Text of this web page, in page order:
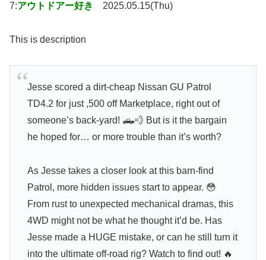
7:アウトドアー好き 2025.05.15(Thu)
This is description
Jesse scored a dirt-cheap Nissan GU Patrol
TD4.2 for just ,500 off Marketplace, right out of
someone’s back-yard! 🛻💨 But is it the bargain
he hoped for… or more trouble than it’s worth?
As Jesse takes a closer look at this barn-find
Patrol, more hidden issues start to appear. 😳
From rust to unexpected mechanical dramas, this
4WD might not be what he thought it’d be. Has
Jesse made a HUGE mistake, or can he still turn it
into the ultimate off-road rig? Watch to find out! 🔥